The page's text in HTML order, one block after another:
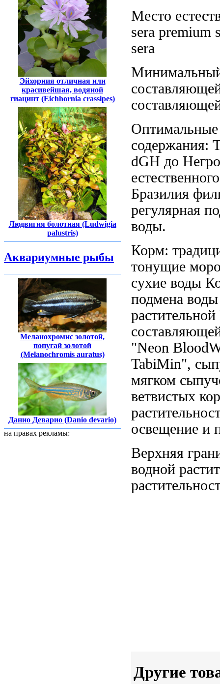
Эйхорния отличная или
красивейшая, водяной
гиацинт (Eichhornia crassipes)
Людвигия болотная (Ludwigia
palustris)
Аквариумные рыбы
Меланохромис золотой,
попугай золотой
(Melanochromis auratus)
Данио Деварио (Danio devario)
на правах рекламы:
Место
sera premium
sera
содержания:
dGH до
Бразилия
регулярная
воды.
Корм:
тонущие
сухие воды
подмена воды
растительной
"Neon
TabiMin",
мягком
ветвистых
освещение и
Верхняя
водной
Другие